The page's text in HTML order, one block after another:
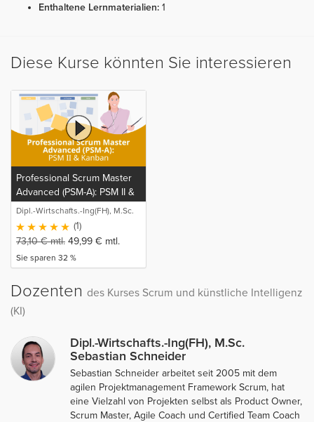
Enthaltene Lernmaterialien: 1
Diese Kurse könnten Sie interessieren
Professional Scrum Master
Advanced (PSM-A): PSM II &
Kanban
Dipl.-Wirtschafts.-Ing(FH), M.Sc.
Sebastian Schneider
(1)
73,10€mtl. 49,99 € mtl.
Sie sparen 32 %
Dozenten des Kurses Scrum und künstliche Intelligenz
(KI)
Dipl.-Wirtschafts.-Ing(FH), M.Sc.
Sebastian Schneider
Sebastian Schneider arbeitet seit 2005 mit dem
agilen Projektmanagement Framework Scrum, hat
eine Vielzahl von Projekten selbst als Product Owner,
Scrum Master, Agile Coach und Certified Team Coach